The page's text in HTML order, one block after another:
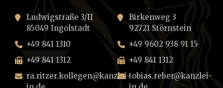
Ludwigstraße 3/II
85049 Ingolstadt
+49 841 1310
+49 841 1312
ra.ritzer.kollegen@kanzlei-
Birkenweg 3
92721 Störnstein
+49 9602 938 91 15
+49 841 1312
tobias.reber@kanzlei-